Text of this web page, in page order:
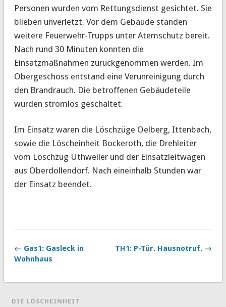
Personen wurden vom Rettungsdienst gesichtet. Sie
blieben unverletzt. Vor dem Gebäude standen
weitere Feuerwehr-Trupps unter Atemschutz bereit.
Nach rund 30 Minuten konnten die
Einsatzmaßnahmen zurückgenommen werden. Im
Obergeschoss entstand eine Verunreinigung durch
den Brandrauch. Die betroffenen Gebäudeteile
wurden stromlos geschaltet.
Im Einsatz waren die Löschzüge Oelberg, Ittenbach,
sowie die Löscheinheit Bockeroth, die Drehleiter
vom Löschzug Uthweiler und der Einsatzleitwagen
aus Oberdollendorf. Nach eineinhalb Stunden war
der Einsatz beendet.
← Gas1: Gasleck in
Wohnhaus
TH1: P-Tür. Hausnotruf. →
DIE LÖSCHEINHEIT